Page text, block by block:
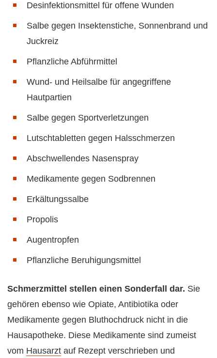
Desinfektionsmittel für offene Wunden
Salbe gegen Insektenstiche, Sonnenbrand und
Juckreiz
Pflanzliche Abführmittel
Wund- und Heilsalbe für angegriffene
Hautpartien
Salbe gegen Sportverletzungen
Lutschtabletten gegen Halsschmerzen
Abschwellendes Nasenspray
Medikamente gegen Sodbrennen
Erkältungssalbe
Propolis
Augentropfen
Pflanzliche Beruhigungsmittel
Schmerzmittel stellen einen Sonderfall dar. Sie
gehören ebenso wie Opiate, Antibiotika oder
Medikamente gegen Bluthochdruck nicht in die
Hausapotheke. Diese Medikamente sind zumeist
vom Hausarzt auf Rezept verschrieben und